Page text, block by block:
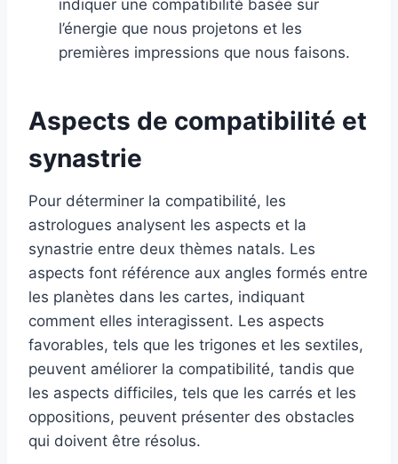
indiquer une compatibilité basée sur
l’énergie que nous projetons et les
premières impressions que nous faisons.
Aspects de compatibilité et
synastrie
Pour déterminer la compatibilité, les
astrologues analysent les aspects et la
synastrie entre deux thèmes natals. Les
aspects font référence aux angles formés entre
les planètes dans les cartes, indiquant
comment elles interagissent. Les aspects
favorables, tels que les trigones et les sextiles,
peuvent améliorer la compatibilité, tandis que
les aspects difficiles, tels que les carrés et les
oppositions, peuvent présenter des obstacles
qui doivent être résolus.